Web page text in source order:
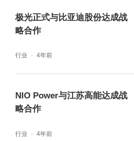
极光正式与比亚迪股份达成战
略合作
行业 4年前
NIO Power与江苏高能达成战
略合作
行业 4年前